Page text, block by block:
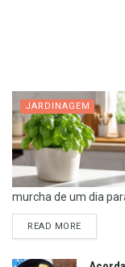
JARDINAGEM
murcha de um dia
READ MOREDETAILS